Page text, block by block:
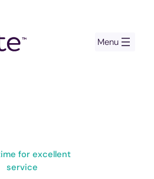
for excellent
service